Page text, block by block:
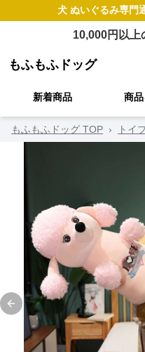
犬 ぬいぐるみ専門
10,000円以上
もふもふドッグ
新着商品 商
もふもふドッグ TOP › トイ
Previous slide